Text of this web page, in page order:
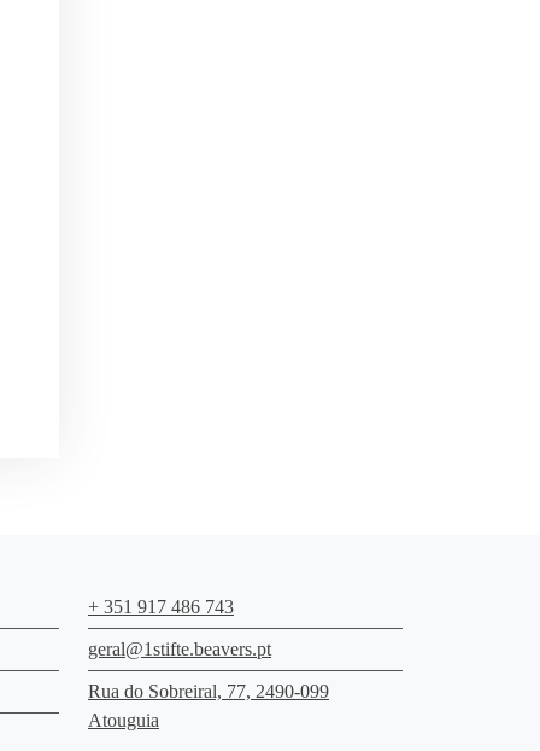
+ 351 917 486 743
geral@1stifte.beavers.pt
Rua do Sobreiral, 77, 2490-099
Atouguia